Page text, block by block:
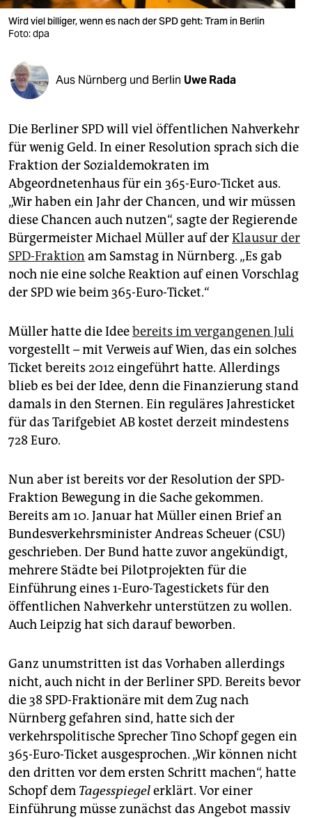
verlag
veranstaltungen
shop
fragen & hilfe
unterstützen
abo
genossenschaft
epaper login
Wird viel billiger, wenn es nach der SPD geht: Tram in Berlin
Foto: dpa
Aus Nürnberg und Berlin Uwe Rada
Die Berliner SPD will viel öffentlichen Nahverkehr
für wenig Geld. In einer Resolution sprach sich die
Fraktion der Sozialdemokraten im
Abgeordnetenhaus für ein 365-Euro-Ticket aus.
„Wir haben ein Jahr der Chancen, und wir müssen
diese Chancen auch nutzen“, sagte der Regierende
Bürgermeister Michael Müller auf derKlausur der
SPD-Fraktion am Samstag in Nürnberg. „Es gab
noch nie eine solche Reaktion auf einen Vorschlag
der SPD wie beim 365-Euro-Ticket.“
Müller hatte die Ideebereits im vergangenen Juli
vorgestellt – mit Verweis auf Wien, das ein solches
Ticket bereits 2012 eingeführt hatte. Allerdings
blieb es bei der Idee, denn die Finanzierung stand
damals in den Sternen. Ein reguläres Jahresticket
für das Tarifgebiet AB kostet derzeit mindestens
728 Euro.
Nun aber ist bereits vor der Resolution der SPD-
Fraktion Bewegung in die Sache gekommen.
Bereits am 10. Januar hat Müller einen Brief an
Bundesverkehrsminister Andreas Scheuer (CSU)
geschrieben. Der Bund hatte zuvor angekündigt,
mehrere Städte bei Pilotprojekten für die
Einführung eines 1-Euro-Tagestickets für den
öffentlichen Nahverkehr unterstützen zu wollen.
Auch Leipzig hat sich darauf beworben.
Ganz unumstritten ist das Vorhaben allerdings
nicht, auch nicht in der Berliner SPD. Bereits bevor
die 38 SPD-Fraktionäre mit dem Zug nach
Nürnberg gefahren sind, hatte sich der
verkehrspolitische Sprecher Tino Schopf gegen ein
365-Euro-Ticket ausgesprochen. „Wir können nicht
den dritten vor dem ersten Schritt machen“, hatte
Schopf dem Tagesspiegelerklärt. Vor einer
Einführung müsse zunächst das Angebot massiv